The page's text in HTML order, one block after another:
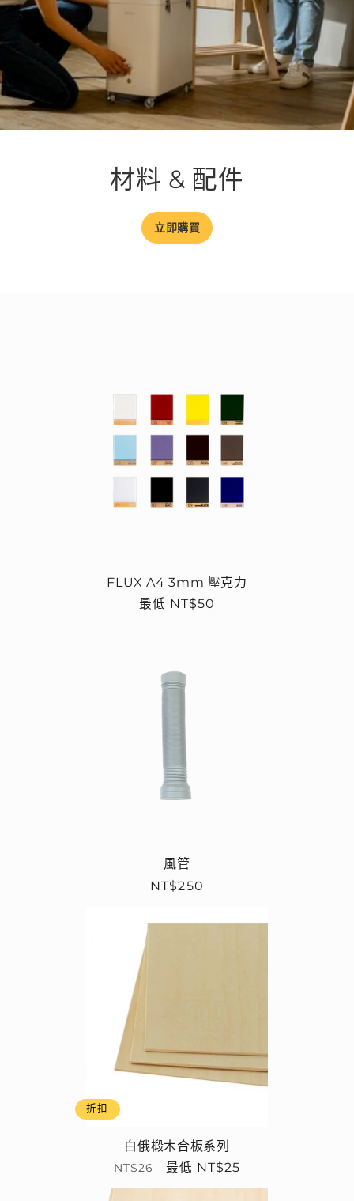
材料 & 配件
立即購買
FLUX A4 3mm 壓克力
定
最低 NT$50
風管
定
NT$250
折扣
白俄椴木合板系列
定
NT$26
售
最低 NT$25